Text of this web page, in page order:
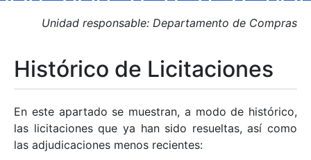
Mostrar/Ocultar
Mostrar/Ocultar
Unidad responsable: Departamento de Compras
Histórico de Licitaciones
En este apartado se muestran, a modo de histórico,
las licitaciones que ya han sido resueltas, así como
las adjudicaciones menos recientes: